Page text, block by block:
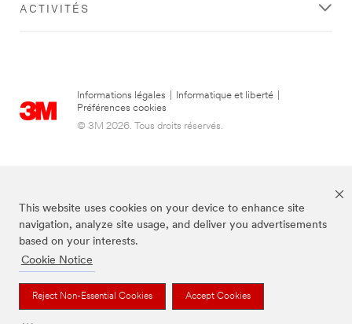
This website uses cookies on your device to enhance site
navigation, analyze site usage, and deliver you advertisements
based on your interests.
Cookie Notice
Reject Non-Essential Cookies Accept Cookies
ACTIVITÉS
Informations légales Informatique et liberté
Préférences cookies
© 3M 2026. Tous droits réservés.
de 3M.